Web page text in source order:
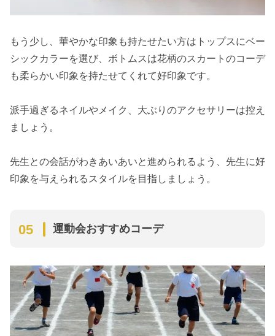
もう少し、華やかな印象も持たせたい方はトップスにベー
シックカラーを選び、ボトムスは花柄のスカートのコーデ
も柔らかい印象を持たせてくれて好印象です。
派手過ぎるネイルやメイク、大ぶりのアクセサリーは控え
ましょう。
先生との会話がわきあいあいと進められるよう、先生に好
印象を与えられるスタイルを目指しましょう。
運動会おすすめコーデ